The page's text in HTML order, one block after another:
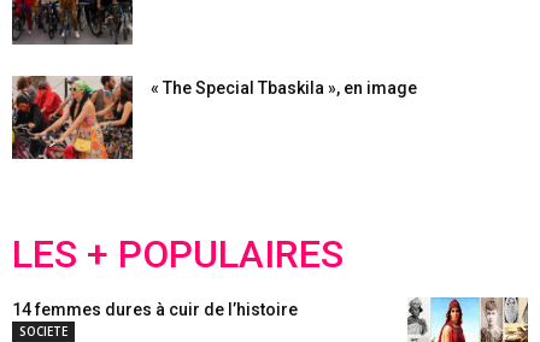
« The Special Tbaskila », en image
LES + POPULAIRES
14 femmes dures à cuir de l’histoire
SOCIETE